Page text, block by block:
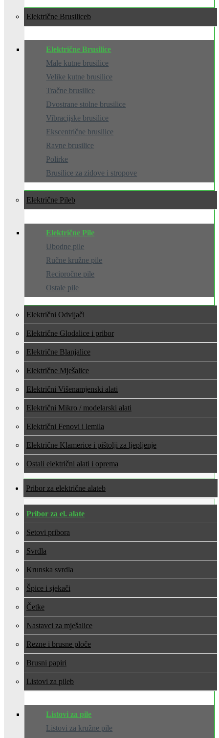
Električne Brusilice
Električne Brusilice
Male kutne brusilice
Velike kutne brusilice
Tračne brusilice
Dvostrane stolne brusilice
Vibracijske brusilice
Ekscentrične brusilice
Ravne brusilice
Polirke
Brusilice za zidove i stropove
Električne Pile
Električne Pile
Ubodne pile
Ručne kružne pile
Recipročne pile
Ostale pile
Električni Odvijači
Električne Glodalice i pribor
Električne Blanjalice
Električne Mješalice
Električni Višenamjenski alati
Električni Mikro / modelarski alati
Električni Fenovi i lemila
Električne Klamerice i pištolji za ljepljenje
Ostali električni alati i oprema
Pribor za električne alate
Pribor za el. alate
Setovi pribora
Svrdla
Krunska svrdla
Špice i sjekači
Četke
Nastavci za mješalice
Rezne i brusne ploče
Brusni papiri
Listovi za pile
Listovi za pile
Listovi za kružne pile